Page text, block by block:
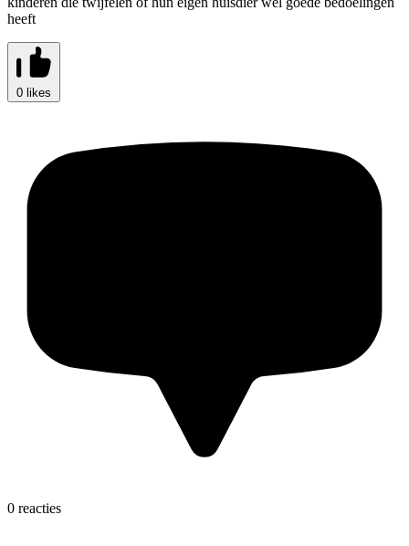
heeft
0 likes
0 reacties